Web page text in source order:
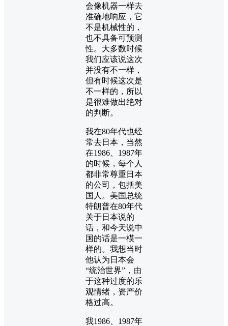
会像机器一样去
准确地响应，它
不是机械性的，
也不具备可预测
性。大多数时候
我们应该说这次
并没有不一样，
但有时候这次是
不一样的，所以
是很难做出绝对
的判断。
我在80年代也经
常去日本，当然
在1986、1987年
的时候，每个人
都非常尊重日本
的公司，包括美
国人。美国总统
特朗普在80年代
关于日本说的
话，和今天说中
国的话是一模一
样的。我想当时
他认为日本会
“统治世界”，由
于这种过度的乐
观情绪，资产价
格过高。
我1986、1987年